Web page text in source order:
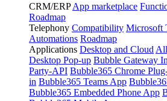
CRM/ERP App marketplace
Roadmap
Telephony Compatibility Microsoft
Automations Roadmap
Applications Desktop and Cloud
Desktop Pop-up Bubble Gateway
Party-API Bubble365 Chrome
in Bubble365 Teams App
Bubble365 Embedded Phone App